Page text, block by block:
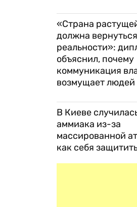
«Страна
должна
реальности»:
объяснил, почему
коммуникация
возмущает людей
В Киеве
аммиака из-за
массированной
как себя